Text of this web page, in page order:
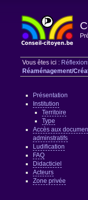
Vous êtes ici :
Réaménagement/
Présentation
Institution
Territoire
Type
Accès aux
adminstratifs
Ludification
FAQ
Didacticiel
Acteurs
Zone privée